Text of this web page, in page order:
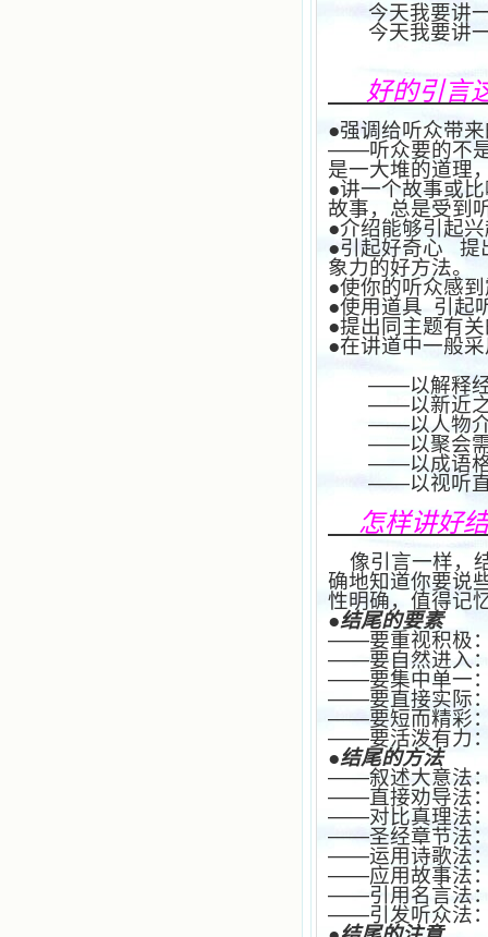
今天我要讲
今天我要讲
好的引言
●强调给听众带
——听众要的不是
是一大堆的道理
●讲一个故事或
故事，总是受到
●介绍能够引起
●引起好奇心
提
象力的好方法。
●使你的听众感
●使用道具 引起
●提出同主题有
●在讲道中一般
——以解释
——以新近
——以人物
——以聚会
——以成语
——以视听
怎样讲好
像引言一样，
确地知道你要说
性明确，值得记
●结尾的要素
——要重视积极：
——要自然进入
——要集中单一
——要直接实际：
——要短而精彩：
——要活泼有力
●结尾的方法
——叙述大意法
——直接劝导法：
——对比真理法：
——圣经章节法：
——运用诗歌法：
——应用故事法：
——引用名言法：
——引发听众法：